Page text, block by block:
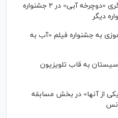
نامزدی بهترین فیلم و بازیگری «دوچرخه آبی» در ۲ جشنواره
به جشنواره فیلم «آب به
سیستان به قاب تلویزیون
از آنها» در بخش مسابقه